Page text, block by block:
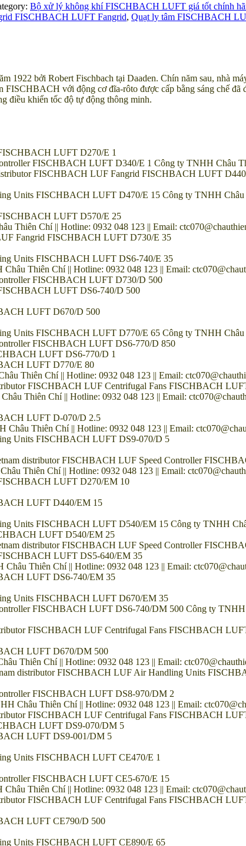
Bộ xử lý không khí FISCHBACH LUFT giá tốt chính
FISCHBACH LUFT Fangrid, Quạt ly tâm FISCHBACH
1922 bởi Robert Fischbach tại Daaden. Chín năm sau, nhà
FISCHBACH với động cơ đĩa-rôto được cấp bằng sáng chế
điều khiển tốc độ tự động thông minh.
LUFT D270/E 1
FISCHBACH LUFT D340/E 1 Công ty TNHH Châu
FISCHBACH LUF Fangrid FISCHBACH LUFT
Units FISCHBACH LUFT D470/E 15 Công ty TNHH Châu
LUFT D570/E 25
Thiên Chí || Hotline: 0932 048 123 || Email:
Fangrid FISCHBACH LUFT D730/E 35
Units FISCHBACH LUFT DS6-740/E 35
Thiên Chí || Hotline: 0932 048 123 || Email:
FISCHBACH LUFT D730/D 500
LUFT DS6-740/D 500
LUFT D670/D 500
Units FISCHBACH LUFT D770/E 65 Công ty TNHH Châu
FISCHBACH LUFT DS6-770/D 850
LUFT DS6-770/D 1
LUFT D770/E 80
Thiên Chí || Hotline: 0932 048 123 || Email:
FISCHBACH LUF Centrifugal Fans FISCHBACH
Thiên Chí || Hotline: 0932 048 123 || Email:
LUFT D-070/D 2.5
Thiên Chí || Hotline: 0932 048 123 || Email:
Units FISCHBACH LUFT DS9-070/D 5
distributor FISCHBACH LUF Speed Controller
Thiên Chí || Hotline: 0932 048 123 || Email:
LUFT D270/EM 10
LUFT D440/EM 15
Units FISCHBACH LUFT D540/EM 15 Công ty TNHH
LUFT D540/EM 25
distributor FISCHBACH LUF Speed Controller
LUFT DS5-640/EM 35
Thiên Chí || Hotline: 0932 048 123 || Email:
LUFT DS6-740/EM 35
Units FISCHBACH LUFT D670/EM 35
FISCHBACH LUFT DS6-740/DM 500 Công ty TNHH
FISCHBACH LUF Centrifugal Fans FISCHBACH
LUFT D670/DM 500
Thiên Chí || Hotline: 0932 048 123 || Email:
distributor FISCHBACH LUF Air Handling Units
FISCHBACH LUFT DS8-970/DM 2
Châu Thiên Chí || Hotline: 0932 048 123 || Email:
FISCHBACH LUF Centrifugal Fans FISCHBACH
LUFT DS9-070/DM 5
LUFT DS9-001/DM 5
Units FISCHBACH LUFT CE470/E 1
FISCHBACH LUFT CE5-670/E 15
Thiên Chí || Hotline: 0932 048 123 || Email:
FISCHBACH LUF Centrifugal Fans FISCHBACH
LUFT CE790/D 500
Units FISCHBACH LUFT CE890/E 65